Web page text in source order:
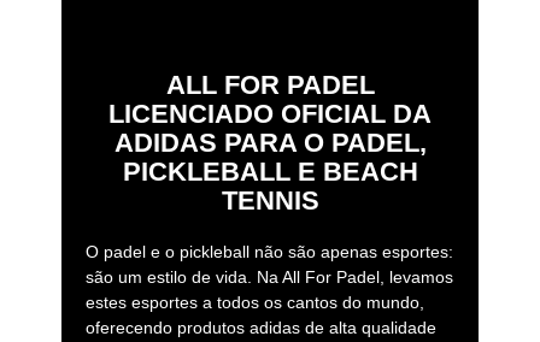
ALL FOR PADEL
LICENCIADO OFICIAL DA
ADIDAS PARA O PADEL,
PICKLEBALL E BEACH
TENNIS
O padel e o pickleball não são apenas esportes:
são um estilo de vida. Na All For Padel, levamos
estes esportes a todos os cantos do mundo,
oferecendo produtos adidas de alta qualidade